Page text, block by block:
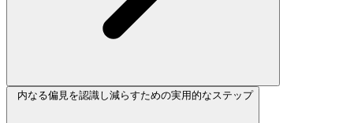
内なる偏見を認識し減らすための実用的なステップ